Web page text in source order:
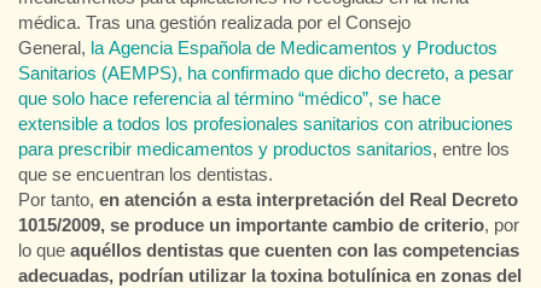
médica. Tras una gestión realizada por el Consejo
General, la Agencia Española de Medicamentos y Productos
Sanitarios (AEMPS), ha confirmado que dicho decreto, a pesar
que solo hace referencia al término “médico”, se hace
extensible a todos los profesionales sanitarios con atribuciones
para prescribir medicamentos y productos sanitarios, entre los
que se encuentran los dentistas.
Por tanto, en atención a esta interpretación del Real Decreto
1015/2009, se produce un importante cambio de criterio, por
lo que aquéllos dentistas que cuenten con las competencias
adecuadas, podrían utilizar la toxina botulínica en zonas del